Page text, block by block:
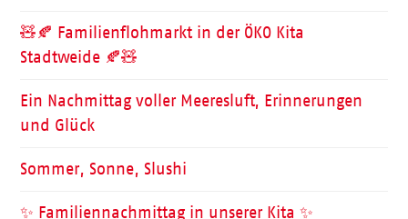
🧸🍂 Familienflohmarkt in der ÖKO Kita
Stadtweide 🍂🧸
Ein Nachmittag voller Meeresluft, Erinnerungen
und Glück
Sommer, Sonne, Slushi
✨ Familiennachmittag in unserer Kita ✨